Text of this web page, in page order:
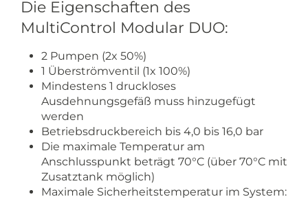
Die Eigenschaften des
MultiControl Modular DUO:
2 Pumpen (2x 50%)
1 Überströmventil (1x 100%)
Mindestens 1 druckloses
Ausdehnungsgefäß muss hinzugefügt
werden
Betriebsdruckbereich bis 4,0 bis 16,0 bar
Die maximale Temperatur am
Anschlusspunkt beträgt 70°C (über 70°C mit
Zusatztank möglich)
Maximale Sicherheitstemperatur im System: